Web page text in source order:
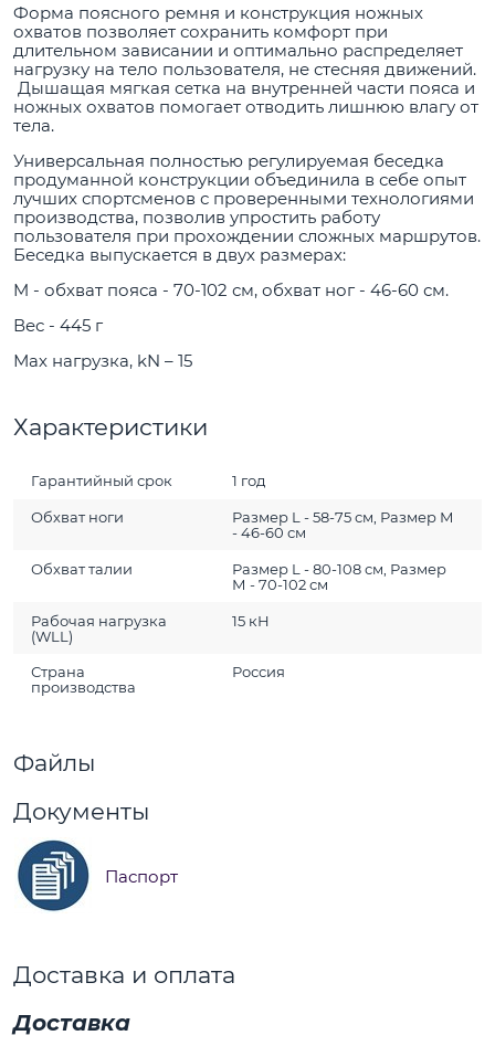
Форма поясного ремня и конструкция ножных
охватов позволяет сохранить комфорт при
длительном зависании и оптимально распределяет
нагрузку на тело пользователя, не стесняя движений.
Дышащая мягкая сетка на внутренней части пояса и
ножных охватов помогает отводить лишнюю влагу от
тела.
Универсальная полностью регулируемая беседка
продуманной конструкции объединила в себе опыт
лучших спортсменов с проверенными технологиями
производства, позволив упростить работу
пользователя при прохождении сложных маршрутов.
Беседка выпускается в двух размерах:
M - обхват пояса - 70-102 см, обхват ног - 46-60 см.
Вес - 445 г
Мах нагрузка, kN – 15
Характеристики
Гарантийный срок 1 год
Обхват ноги
Размер L - 58-75 см, Размер М
- 46-60 см
Обхват талии
Размер L - 80-108 см, Размер
М - 70-102 см
Рабочая нагрузка
(WLL)
15 кН
Страна
производства
Россия
Файлы
Документы
Паспорт
Доставка и оплата
Доставка